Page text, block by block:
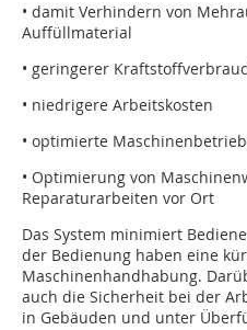
• damit Verhindern von
Auffüllmaterial
• geringerer
• niedrigere Arbeitskosten
• optimierte
• Optimierung von
Reparaturarbeiten vor Ort
Das System minimiert
der Bedienung haben eine
Maschinenhandhabung.
auch die Sicherheit bei der
in Gebäuden und unter